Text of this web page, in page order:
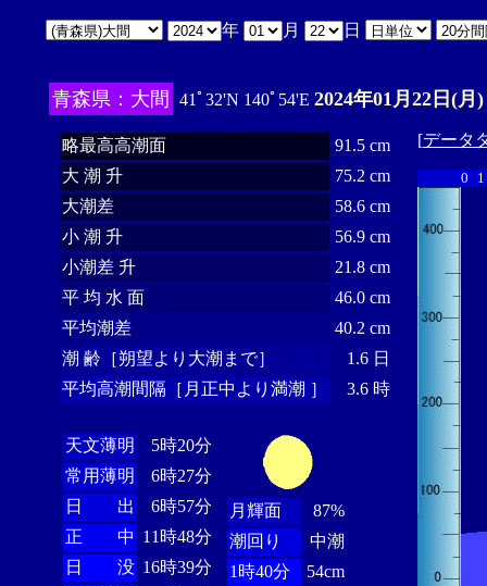
年 月 日
青森県：大間 41ﾟ32'N 140ﾟ54'E 2024年01月22日(月)
略最高高潮面
91.5 cm
大 潮 升
75.2 cm
大潮差
58.6 cm
小 潮 升
56.9 cm
小潮差 升
21.8 cm
平 均 水 面
46.0 cm
平均潮差
40.2 cm
潮 齢［朔望より大潮まで］
1.6 日
平均高潮間隔［月正中より満潮 ］
3.6 時
天文薄明
5時20分
常用薄明
6時27分
日 出
6時57分
正 中 11時48分
日 没 16時39分
月輝面
87%
潮回り
中潮
1時40分
54cm
[データ
0 1